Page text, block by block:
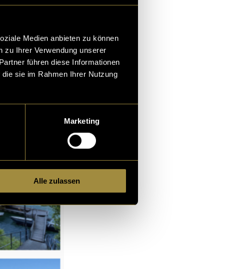
Medien anbieten zu können
zu Ihrer Verwendung unserer
führen diese Informationen
sie im Rahmen Ihrer Nutzung
Marketing
Alle zulassen